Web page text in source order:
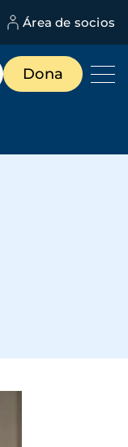
Área de socios
Dona